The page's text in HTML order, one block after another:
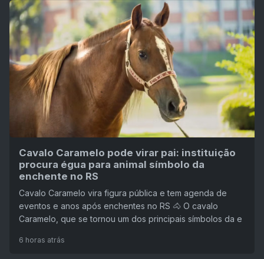
Cavalo Caramelo pode virar pai: instituição
procura égua para animal símbolo da
enchente no RS
Cavalo Caramelo vira figura pública e tem agenda de
eventos e anos após enchentes no RS 🐴 O cavalo
Caramelo, que se tornou um dos principais símbolos da e
6 horas atrás